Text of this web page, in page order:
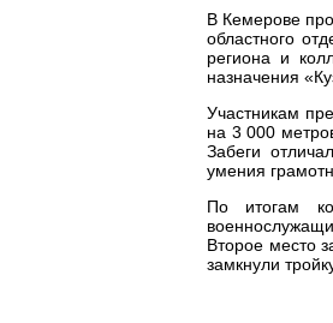
В Кемерове
областного
региона и
назначения
Участникам
на 3 000
Забеги
умения
По итогам
Второе место
замкнули